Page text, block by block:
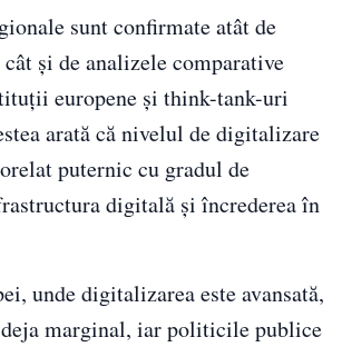
sunt confirmate atât de
și de analizele comparative
europene și think-tank-uri
arată că nivelul de digitalizare
puternic cu gradul de
digitală și încrederea în
unde digitalizarea este avansată,
marginal, iar politicile publice